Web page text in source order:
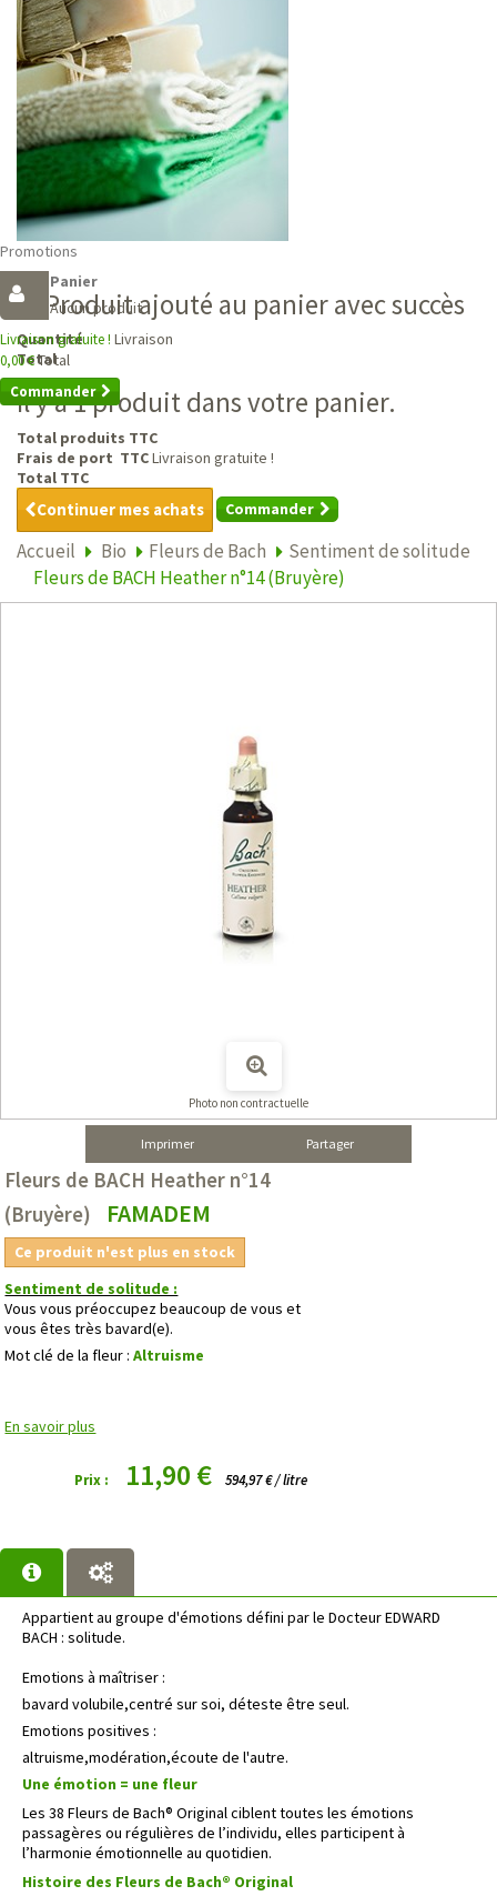
Promotions
Panier
Aucun produit
Livraison gratuite ! Livraison
0,00 €Total
Commander
Produit ajouté au panier avec succès
Quantité
Total
Il y a 1 produit dans votre panier.
Total produits TTC
Frais de port TTCLivraison gratuite !
Total TTC
Continuer mes achats Commander
Accueil Bio Fleurs de Bach
Sentiment de solitude
Fleurs de BACH Heather n°14 (Bruyère)
Photo non contractuelle
Imprimer Partager
Fleurs de BACH Heather n°14
(Bruyère)
FAMADEM
Ce produit n'est plus en stock
Sentiment de solitude :
Vous vous préoccupez beaucoup de vous et
vous êtes très bavard(e).
Mot clé de la fleur :Altruisme
En savoir plus
Prix : 11,90 € 594,97 € / litre
Appartient au groupe d'émotions défini par le Docteur EDWARD
BACH : solitude.
Emotions à maîtriser :
bavard volubile,centré sur soi, déteste être seul.
Emotions positives :
altruisme,modération,écoute de l'autre.
Une émotion = une fleur
Les 38 Fleurs de Bach® Original ciblent toutes les émotions
passagères ou régulières de l’individu, elles participent à
l’harmonie émotionnelle au quotidien.
Histoire des Fleurs de Bach® Original